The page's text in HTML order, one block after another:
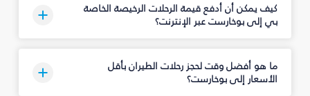
كيف يمكن أن أدفع قيمة الرحلات الرخيصة الخاصة
بي إلى بوخارست عبر الإنترنت؟
ما هو أفضل وقت لحجز رحلات الطيران بأقل
الأسعار إلى بوخارست؟